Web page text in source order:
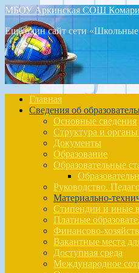
МБОУ Аркинская СОШ
Ещё один сайт сети «Школьные
Главная
Сведения об
Основные сведения
Структура и органы
Документы
Образование
Образовательные
Руководство.
Материально-
Стипендии и иные
Платные
Финансово-
Вакантные места
Доступная среда
Международное